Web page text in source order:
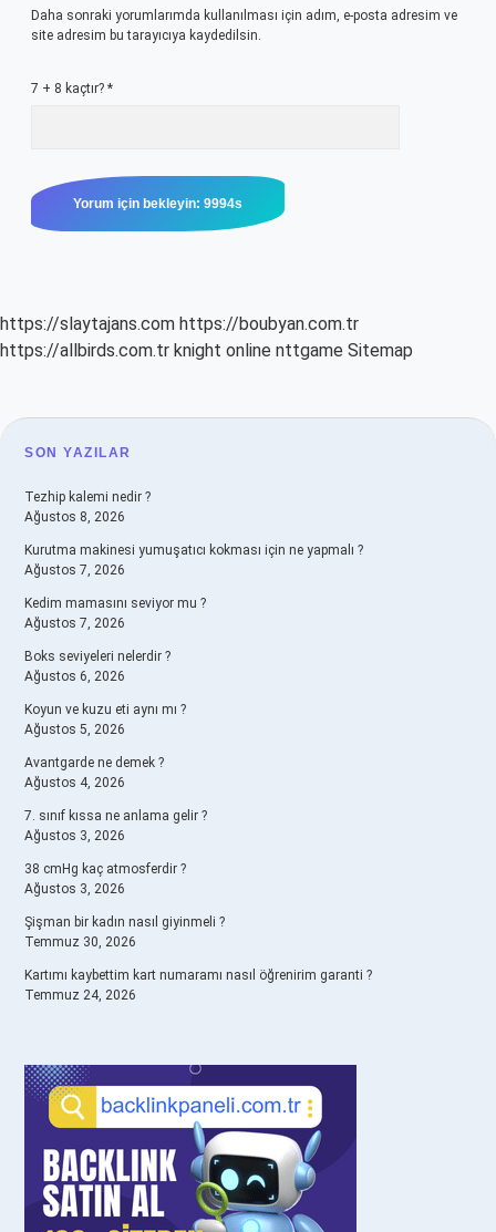
Daha sonraki yorumlarımda kullanılması için adım, e-posta adresim ve
site adresim bu tarayıcıya kaydedilsin.
7 + 8 kaçtır? *
https://slaytajans.com https://boubyan.com.tr
https://allbirds.com.tr knight online nttgame Sitemap
SIDEBAR
SON YAZILAR
Tezhip kalemi nedir ?
Ağustos 8, 2026
Kurutma makinesi yumuşatıcı kokması için ne yapmalı ?
Ağustos 7, 2026
Kedim mamasını seviyor mu ?
Ağustos 7, 2026
Boks seviyeleri nelerdir ?
Ağustos 6, 2026
Koyun ve kuzu eti aynı mı ?
Ağustos 5, 2026
Avantgarde ne demek ?
Ağustos 4, 2026
7. sınıf kıssa ne anlama gelir ?
Ağustos 3, 2026
38 cmHg kaç atmosferdir ?
Ağustos 3, 2026
Şişman bir kadın nasıl giyinmeli ?
Temmuz 30, 2026
Kartımı kaybettim kart numaramı nasıl öğrenirim garanti ?
Temmuz 24, 2026